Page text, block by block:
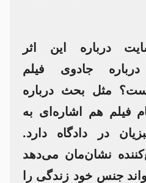
درباره این اثر
جادوی فیلم
مثل بحث درباره
فیلم هم اشاره‌ای به
در دادگاه دارد.
نشان‌مان می‌دهد
جنس خود زندگی را